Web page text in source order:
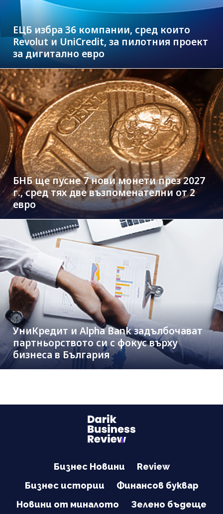
ЕЦБ избра 36 компании, сред които
Revolut и UniCredit, за пилотния проект
за дигитално евро
БНБ ще пусне 7 нови монети през 2027
г., сред тях две възпоменателни от 2
евро
УниКредит и Alpha Bank задълбочават
партньорството си с фокус върху
бизнеса в България
Бизнес Новини
Review
Бизнес истории
Финансов буквар
Новини от миналото
Зелено бъдеще